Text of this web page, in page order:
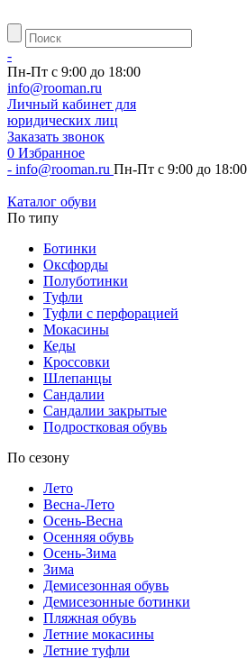
-
Пн-Пт с 9:00 до 18:00
info@rooman.ru
Личный кабинет для
юридических лиц
Заказать звонок
0 Избранное
- info@rooman.ru Пн-Пт с 9:00 до 18:00
Каталог обуви
По типу
Ботинки
Оксфорды
Полуботинки
Туфли
Туфли с перфорацией
Мокасины
Кеды
Кроссовки
Шлепанцы
Сандалии
Сандалии закрытые
Подростковая обувь
По сезону
Лето
Весна-Лето
Осень-Весна
Осенняя обувь
Осень-Зима
Зима
Демисезонная обувь
Демисезонные ботинки
Пляжная обувь
Летние мокасины
Летние туфли